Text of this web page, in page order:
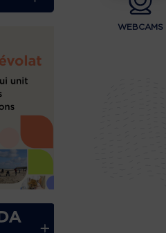
WEBCAMS